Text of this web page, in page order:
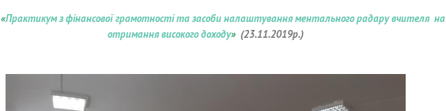
«Практикум з фінансової грамотностіта засоби налаштування ментального радару вчителя на
отримання високого доходу» (23.11.2019р.)